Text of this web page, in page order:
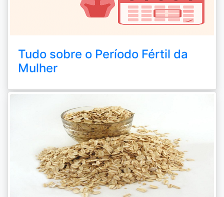
Tudo sobre o Período Fértil da
Mulher